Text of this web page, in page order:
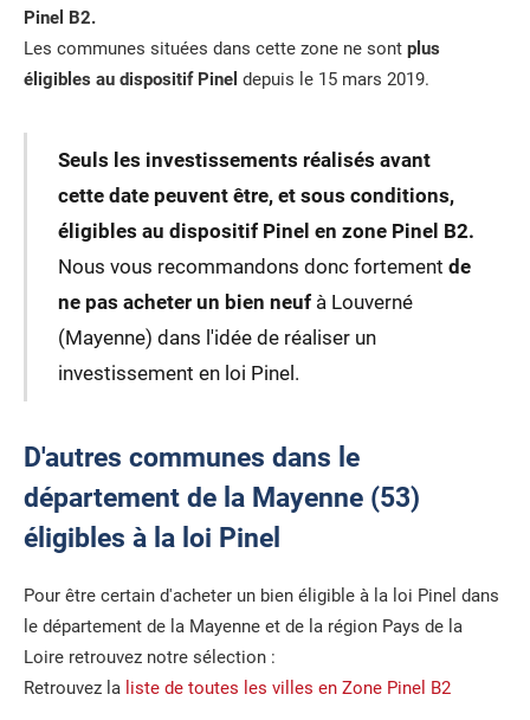
Pinel B2.
Les communes situées dans cette zone ne sont plus
éligibles au dispositif Pinel depuis le 15 mars 2019.
Seuls les investissements réalisés avant
cette date peuvent être, et sous conditions,
éligibles au dispositif Pinel en zone Pinel B2.
Nous vous recommandons donc fortement de
ne pas acheter un bien neufà Louverné
(Mayenne) dans l'idée de réaliser un
investissement en loi Pinel.
D'autres communes dans le
département de la Mayenne (53)
éligibles à la loi Pinel
Pour être certain d'acheter un bien éligible à la loi Pinel dans
le département de la Mayenne et de la région Pays de la
Loire retrouvez notre sélection :
Retrouvez la liste de toutes les villes en Zone Pinel B2